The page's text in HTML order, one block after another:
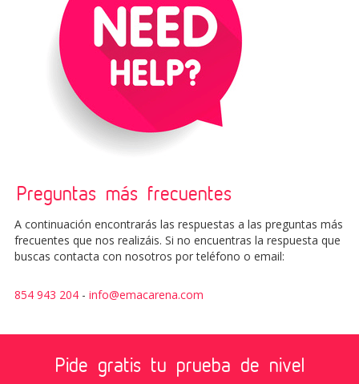
Preguntas más frecuentes
A continuación encontrarás las respuestas a las preguntas más
frecuentes que nos realizáis. Si no encuentras la respuesta que
buscas contacta con nosotros por teléfono o email:
854 943 204 - info@emacarena.com
Pide gratis tu prueba de nivel